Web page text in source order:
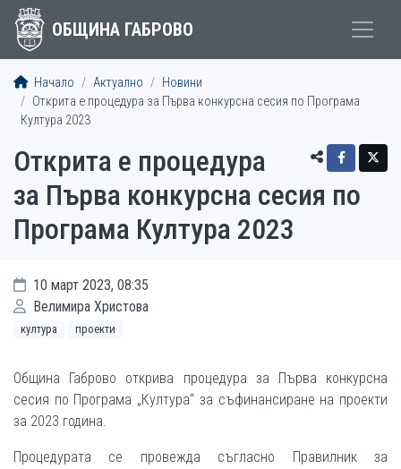
ОБЩИНА ГАБРОВО
Начало Актуално
Новини
Открита е процедура за Първа конкурсна сесия по Програма
Култура 2023
Открита е процедура
за Първа конкурсна сесия по
Програма Култура 2023
10 март 2023, 08:35
Велимира Христова
култура проекти
Община Габрово открива процедура за Първа конкурсна
сесия по Програма „Култура“ за съфинансиране на проекти
за 2023 година.
Процедурата се провежда съгласно Правилник за